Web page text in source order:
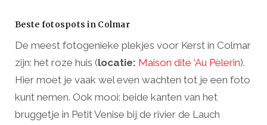
Beste fotospots in Colmar
De meest fotogenieke plekjes voor Kerst in Colmar
zijn: het roze huis (locatie: Maison dite ‘Au Pèlerin).
Hier moet je vaak wel even wachten tot je een foto
kunt nemen. Ook mooi: beide kanten van het
bruggetje in Petit Venise bij de rivier de Lauch